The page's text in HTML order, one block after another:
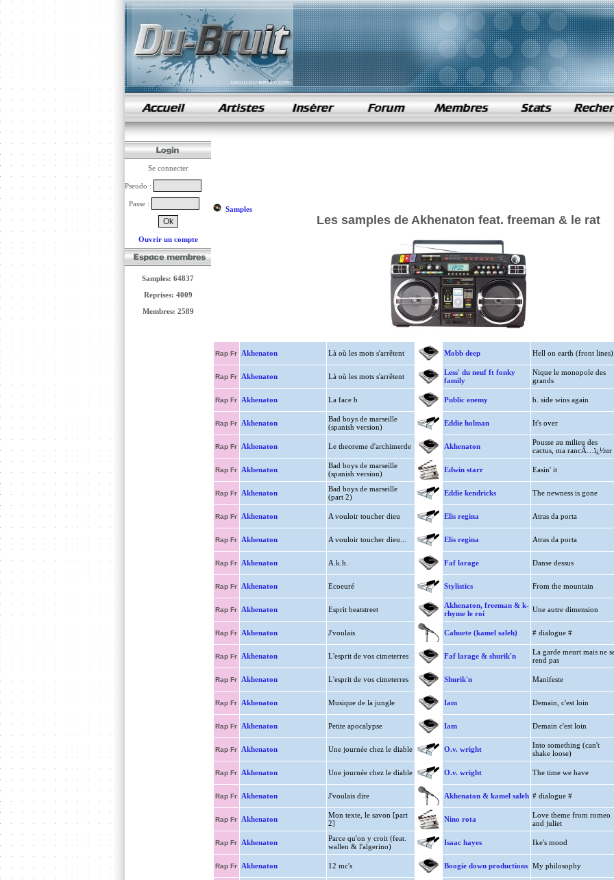
samples de rap
Se connecter
Pseudo :
Passe :
Ouvrir un compte
Samples: 64837
Reprises: 4009
Membres: 2589
Samples
Les samples de Akhenaton feat. freeman & le rat
Rap Fr Akhenaton Là où les mots s'arrêtent Mobb deep Hell on earth (front lines)
Rap Fr Akhenaton Là où les mots s'arrêtent
Less' du neuf ft fonky
family
Nique le monopole des
grands
Rap Fr Akhenaton La face b Public enemy b. side wins again
Rap Fr Akhenaton
Bad boys de marseille
(spanish version)
Eddie holman It's over
Rap Fr Akhenaton Le theoreme d'archimerde Akhenaton
Pousse au milieu des
cactus, ma rancÃ…ï¿½ur
Rap Fr Akhenaton
Bad boys de marseille
(spanish version)
Edwin starr Easin' it
Rap Fr Akhenaton
Bad boys de marseille
(part 2)
Eddie kendricks The newness is gone
Rap Fr Akhenaton A vouloir toucher dieu Elis regina Atras da porta
Rap Fr Akhenaton A vouloir toucher dieu... Elis regina Atras da porta
Rap Fr Akhenaton A.k.h. Faf larage Danse dessus
Rap Fr Akhenaton Ecoeuré Stylistics From the mountain
Rap Fr Akhenaton Esprit beatstreet
Akhenaton, freeman & k-
rhyme le roi
Une autre dimension
Rap Fr Akhenaton J'voulais Cahuete (kamel saleh) # dialogue #
Rap Fr Akhenaton L'esprit de vos cimeterres Faf larage & shurik'n
La garde meurt mais ne
rend pas
Rap Fr Akhenaton L'esprit de vos cimeterres Shurik'n Manifeste
Rap Fr Akhenaton Musique de la jungle Iam Demain, c'est loin
Rap Fr Akhenaton Petite apocalypse Iam Demain c'est loin
Rap Fr Akhenaton Une journée chez le diable O.v. wright
Into something (can't
shake loose)
Rap Fr Akhenaton Une journée chez le diable O.v. wright The time we have
Rap Fr Akhenaton J'voulais dire Akhenaton & kamel saleh # dialogue #
Rap Fr Akhenaton
Mon texte, le savon [part
2]
Nino rota
Love theme from romeo
and juliet
Rap Fr Akhenaton
Parce qu'on y croit (feat.
wallen & l'algerino)
Isaac hayes Ike's mood
Rap Fr Akhenaton 12 mc's Boogie down productions My philosophy